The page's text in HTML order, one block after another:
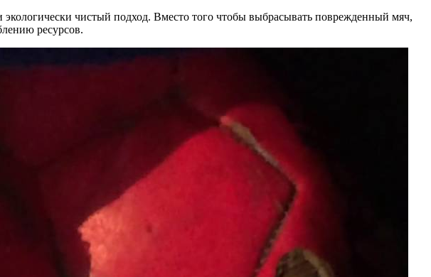
чистый подход. Вместо того чтобы выбрасывать поврежденный мяч,
ресурсов.